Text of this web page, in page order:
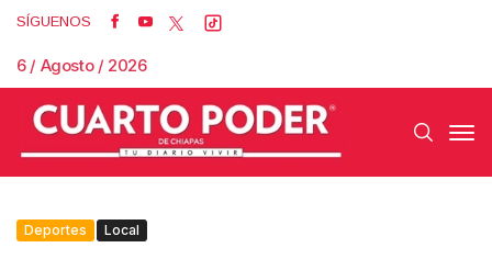
SÍGUENOS
6 / Agosto / 2026
Deportes Local